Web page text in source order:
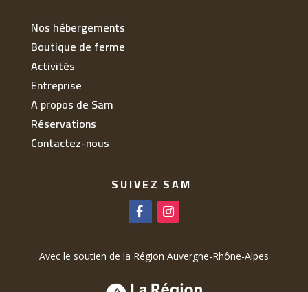
Nos hébergements
Boutique de ferme
Activités
Entreprise
A propos de Sam
Réservations
Contactez-nous
SUIVEZ SAM
Avec le soutien de la Région Auvergne-Rhône-Alpes